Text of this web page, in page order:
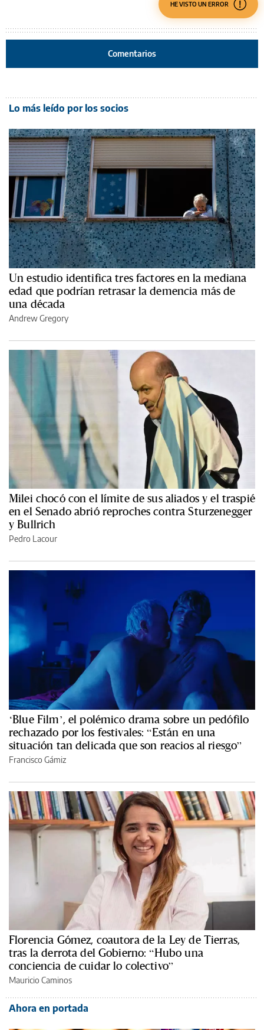
HE VISTO UN ERROR
Comentarios
Lo más leído por los socios
Un estudio identifica tres factores en la mediana
edad que podrían retrasar la demencia más de
una década
Andrew Gregory
Milei chocó con el límite de sus aliados y el traspié
en el Senado abrió reproches contra Sturzenegger
y Bullrich
Pedro Lacour
‘Blue Film’, el polémico drama sobre un pedófilo
rechazado por los festivales: “Están en una
situación tan delicada que son reacios al riesgo”
Francisco Gámiz
Florencia Gómez, coautora de la Ley de Tierras,
tras la derrota del Gobierno: “Hubo una
conciencia de cuidar lo colectivo”
Mauricio Caminos
Ahora en portada